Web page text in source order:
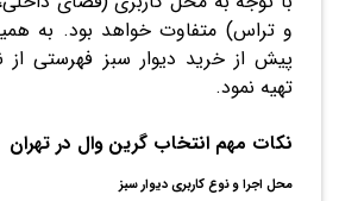
و تراس) متفاوت خواهد بود. به
پیش از خرید دیوار سبز فهرستی از
تهیه نمود.
نکات مهم انتخاب گرین وال در تهران
محل اجرا و نوع کاربری دیوار سبز